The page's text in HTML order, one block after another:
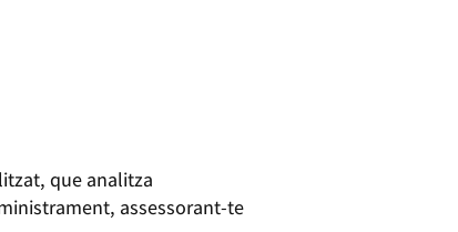
que analitza
assessorant-te